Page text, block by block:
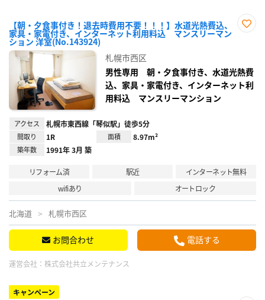
【朝・夕食事付き！退去時費用不要！！！】水道光熱費込、
家具・家電付き、インターネット利用料込 マンスリーマン
ション 洋室(No.143924)
札幌市西区
男性専用 朝・夕食事付き、水道光熱費
込、家具・家電付き、インターネット利
用料込 マンスリーマンション
アクセス 札幌市東西線「琴似駅」徒歩5分
間取り 1R 面積 8.97m²
築年数 1991年 3月 築
リフォーム済 駅近
インターネット無料
wifiあり
オートロック
北海道 札幌市西区
お問合わせ 電話する
運営会社： 株式会社共立メンテナンス
キャンペーン